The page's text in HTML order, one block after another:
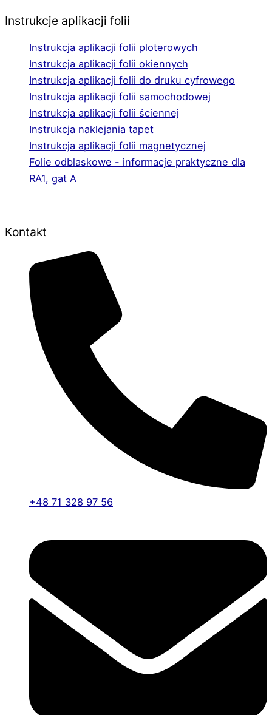
Instrukcje aplikacji folii
Instrukcja aplikacji folii ploterowych
Instrukcja aplikacji folii okiennych
Instrukcja aplikacji folii do druku cyfrowego
Instrukcja aplikacji folii samochodowej
Instrukcja aplikacji folii ściennej
Instrukcja naklejania tapet
Instrukcja aplikacji folii magnetycznej
Folie odblaskowe - informacje praktyczne dla
RA1, gat A
Kontakt
+48 71 328 97 56